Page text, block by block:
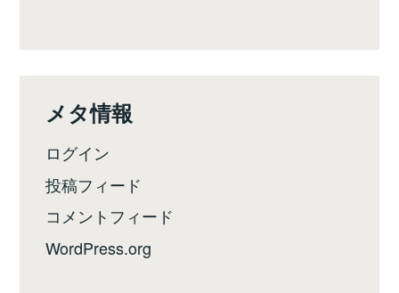
メタ情報
ログイン
投稿フィード
コメントフィード
WordPress.org